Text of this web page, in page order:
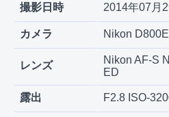
撮影日時 2014年07月
カメラ Nikon D800E
レンズ
Nikon AF-S
ED
露出 F2.8 ISO-